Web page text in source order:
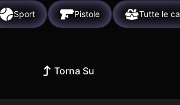
Sport Pistole Tutte le
Torna Su